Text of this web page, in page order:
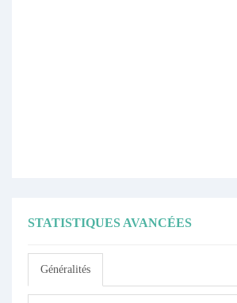
STATISTIQUES AVANCÉES
Généralités